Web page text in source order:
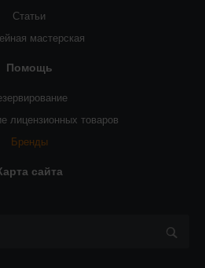
Статьи
мастерская
Помощь
лицензионных товаров
Бренды
сайта